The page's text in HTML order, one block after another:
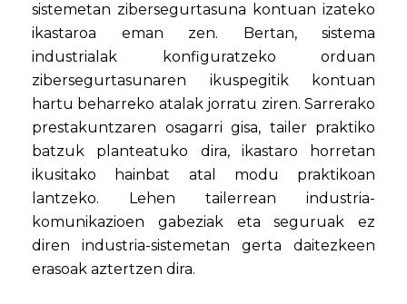
sistemetan zibersegurtasuna kontuan izateko
ikastaroa eman zen. Bertan, sistema
industrialak konfiguratzeko orduan
zibersegurtasunaren ikuspegitik kontuan
hartu beharreko atalak jorratu ziren. Sarrerako
prestakuntzaren osagarri gisa, tailer praktiko
batzuk planteatuko dira, ikastaro horretan
ikusitako hainbat atal modu praktikoan
lantzeko. Lehen tailerrean industria-
komunikazioen gabeziak eta seguruak ez
diren industria-sistemetan gerta daitezkeen
erasoak aztertzen dira.